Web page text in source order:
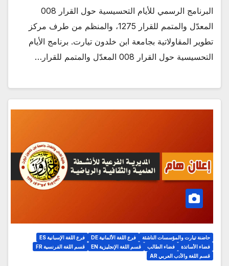
البرنامج الرسمي للأيام التحسيسية حول القرار 008
المعدّل والمتمم للقرار 1275، والمنظم من طرف مركز
تطوير المقاولاتية بجامعة ابن خلدون تيارت. برنامج الأيام
التحسيسية حول القرار 008 المعدّل والمتمم للقرار…
حاضنة تيارت والمؤسسات الناشئة فرع اللغة الألمانية DE
فرع اللغة الإسبانية ES
فضاء الأساتذة
فضاء الطالب قسم اللغة الإنجليزية EN
قسم اللغة الفرنسية FR
قسم اللغة والأدب العربي AR